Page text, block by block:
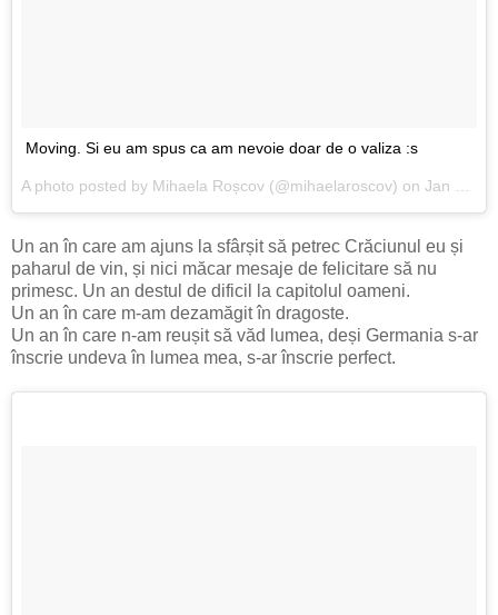
Moving. Si eu am spus ca am nevoie doar de o valiza :s
A photo posted by Mihaela Roșcov (@mihaelaroscov) on Jan 4, 2015 at 2:33am PST
Un an în care am ajuns la sfârșit să petrec Crăciunul eu și
paharul de vin, și nici măcar mesaje de felicitare să nu
primesc. Un an destul de dificil la capitolul oameni.
Un an în care m-am dezamăgit în dragoste.
Un an în care n-am reușit să văd lumea, deși Germania s-ar
înscrie undeva în lumea mea, s-ar înscrie perfect.